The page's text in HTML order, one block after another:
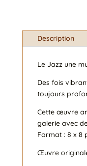
Description
Le Jazz une
Des fois
toujours
Cette œuvre
galerie avec
Format : 8 x 8
Œuvre